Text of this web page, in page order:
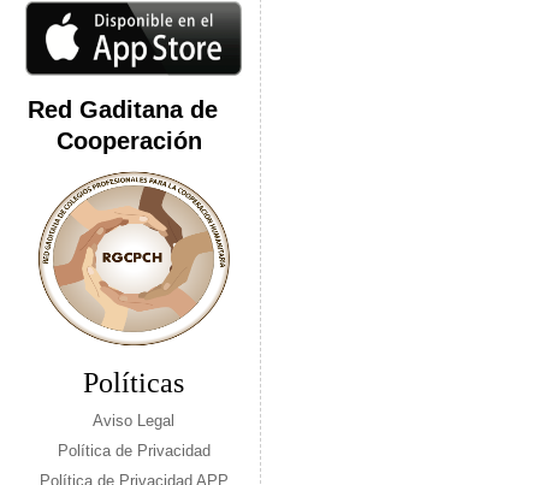
Red Gaditana de
Cooperación
Políticas
Aviso Legal
Política de Privacidad
Política de Privacidad APP